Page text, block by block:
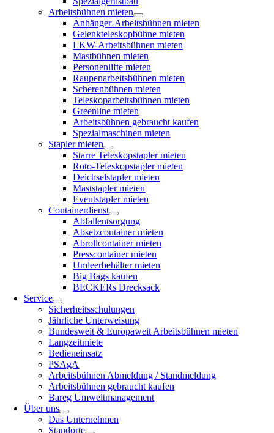
Arbeitsbühnen mieten
Anhänger-Arbeitsbühnen mieten
Gelenkteleskopbühne mieten
LKW-Arbeitsbühnen mieten
Mastbühnen mieten
Personenlifte mieten
Raupenarbeitsbühnen mieten
Scherenbühnen mieten
Teleskoparbeitsbühnen mieten
Greenline mieten
Arbeitsbühnen gebraucht kaufen
Spezialmaschinen mieten
Stapler mieten
Starre Teleskopstapler mieten
Roto-Teleskopstapler mieten
Deichselstapler mieten
Maststapler mieten
Eventstapler mieten
Containerdienst
Abfallentsorgung
Absetzcontainer mieten
Abrollcontainer mieten
Presscontainer mieten
Umleerbehälter mieten
Big Bags kaufen
BECKERs Drecksack
Service
Sicherheitsschulungen
Jährliche Unterweisung
Bundesweit & Europaweit Arbeitsbühnen mieten
Langzeitmiete
Bedieneinsatz
PSAgA
Arbeitsbühnen Abmeldung / Standmeldung
Arbeitsbühnen gebraucht kaufen
Bareg Umweltmanagement
Über uns
Das Unternehmen
Standorte